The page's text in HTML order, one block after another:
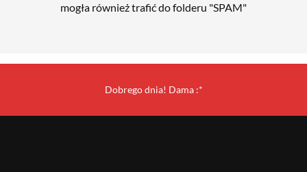
mogła również trafić do folderu "SPAM"
Dobrego dnia! Dama :*